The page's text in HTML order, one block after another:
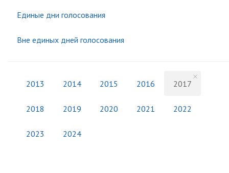
Единые дни голосования
Вне единых дней голосования
2013 2014 2015 2016 2017
2018 2019 2020 2021 2022
2023 2024